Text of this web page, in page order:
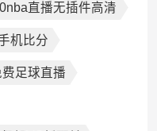
直播无插件高清
机比分
足球直播